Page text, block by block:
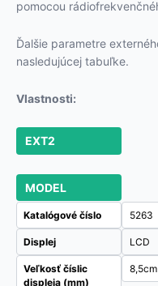
pomocou
Ďalšie parametre
nasledujúcej tabuľke.
Vlastnosti:
EXT2
MODEL
Katalógové číslo 5263
Displej LCD
Veľkosť číslic
displeja (mm)
8,5cm